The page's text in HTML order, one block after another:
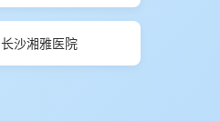
长沙湘雅医院